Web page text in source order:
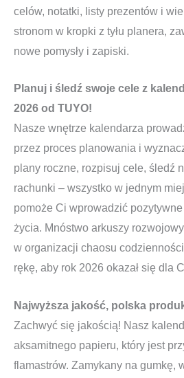
celów, notatki, listy prezentów i
stronom w kropki z tyłu planera,
nowe pomysły i zapiski.
Planuj i śledź swoje cele z
2026 od TUYO!
Nasze wnętrze kalendarza
przez proces planowania i
plany roczne, rozpisuj cele, śledź
rachunki – wszystko w jednym
pomoże Ci wprowadzić
życia. Mnóstwo arkuszy
w organizacji chaosu
rękę, aby rok 2026 okazał się dla
Najwyższa jakość, polska
Zachwyć się jakością! Nasz
aksamitnego papieru, który jest
flamastrów. Zamykany na gumkę,